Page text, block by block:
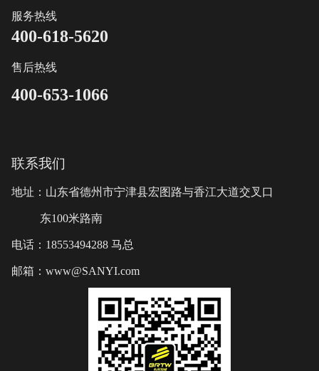
服务热线
400-618-5620
售后热线
400-653-1066
联系我们
地址：山东省德州市宁津县宏图路与香江大道交叉口
东100米路南
电话：18553494288 马总
邮箱：www@SANYI.com